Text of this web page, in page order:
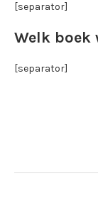
[separator]
Welk boek
[separator]